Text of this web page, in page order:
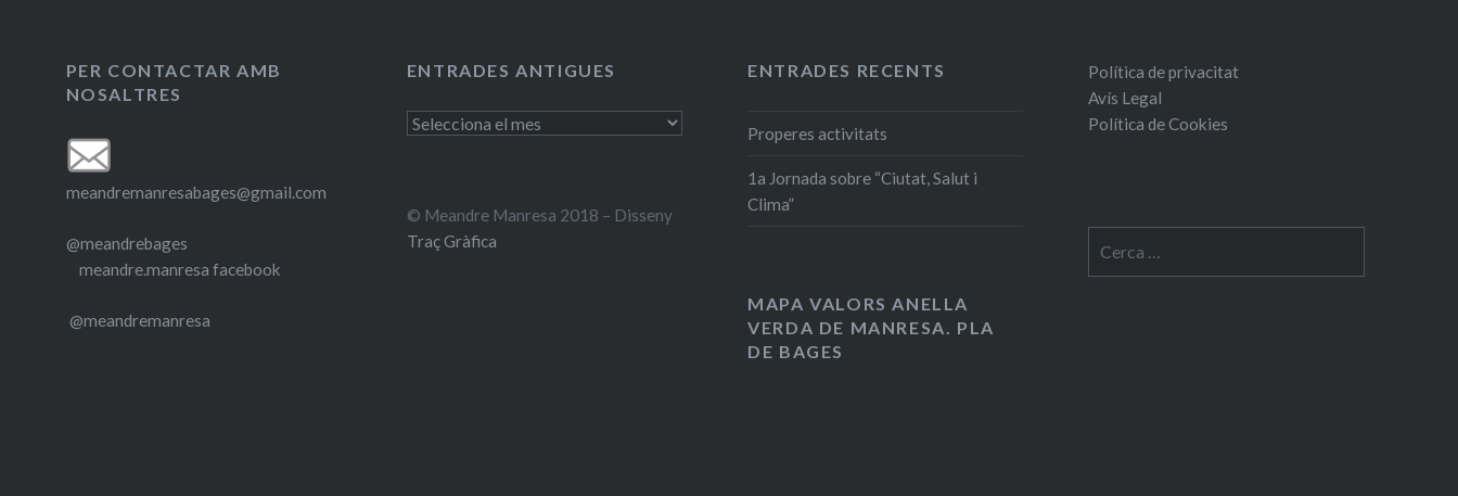
PER CONTACTAR AMB
NOSALTRES
meandremanresabages@gmail.com
@meandrebages
meandre.manresa facebook
@meandremanresa
ENTRADES ANTIGUES
Entrades
ENTRADES RECENTS
Properes activitats
1a Jornada sobre “Ciutat, Salut i
Clima”
Política de privacitat
Avís Legal
Política de Cookies
© Meandre Manresa 2018 – Disseny
Traç Gràfica
MAPA VALORS ANELLA
VERDA DE MANRESA. PLA
DE BAGES